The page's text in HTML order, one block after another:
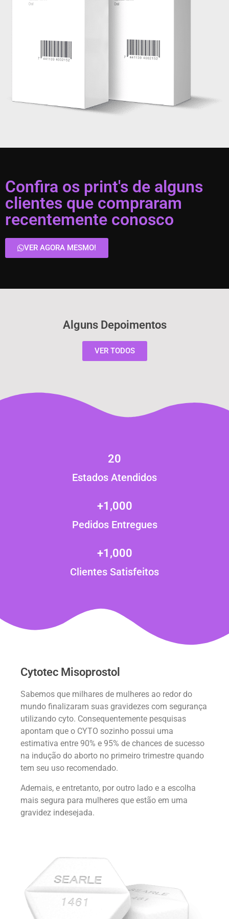
Confira os print's de alguns
clientes que compraram
recentemente conosco
VER AGORA MESMO!
Alguns Depoimentos
VER TODOS
Estados Atendidos
20
Pedidos Entregues
+1,000
Clientes Satisfeitos
+1,000
Cytotec Misoprostol
Sabemos que milhares de mulheres ao redor do
mundo finalizaram suas gravidezes com segurança
utilizando cyto. Consequentemente pesquisas
apontam que o CYTO sozinho possui uma
estimativa entre 90% e 95% de chances de sucesso
na indução do aborto no primeiro trimestre quando
tem seu uso recomendado.
Ademais, e entretanto, por outro lado e a escolha
mais segura para mulheres que estão em uma
gravidez indesejada.